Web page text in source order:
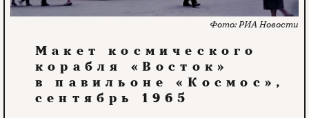
РИА Новости
Макет космического
корабля «Восток»
в павильоне «Космос»,
сентябрь 1965